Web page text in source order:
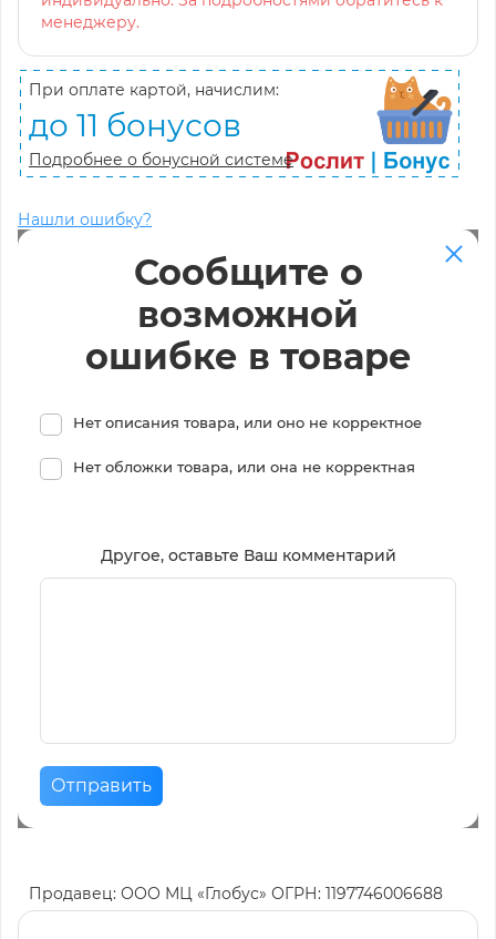
менеджеру.
При оплате картой, начислим:
до 11 бонусов
Подробнее о бонусной системе
Нашли ошибку?
Сообщите о
возможной
ошибке в товаре
Нет описания товара, или оно не корректное
Нет обложки товара, или она не корректная
Другое, оставьте Ваш комментарий
Отправить
Продавец: ООО МЦ «Глобус» ОГРН: 1197746006688